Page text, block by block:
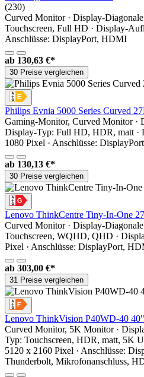
(230)
Curved Monitor · Display-
Touchscreen, Full HD · Display-
Anschlüsse: DisplayPort, HDMI
ab 130,63 €*
30 Preise vergleichen
Philips Evnia 5000 Series Curved
Gaming-Monitor, Curved Monitor ·
Display-Typ: Full HD, HDR, matt ·
1080 Pixel · Anschlüsse:
ab 130,13 €*
30 Preise vergleichen
Lenovo ThinkCentre Tiny-In-One
Curved Monitor · Display-
Touchscreen, WQHD, QHD ·
Pixel · Anschlüsse: DisplayPort,
ab 303,00 €*
31 Preise vergleichen
Lenovo ThinkVision P40WD-40 40"
Curved Monitor, 5K Monitor ·
Typ: Touchscreen, HDR, matt, 5K
5120 x 2160 Pixel · Anschlüsse:
Thunderbolt, Mikrofonanschluss,